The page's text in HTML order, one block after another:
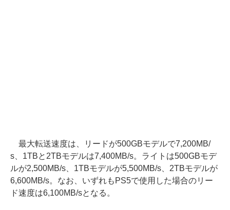
最大転送速度は、リードが500GBモデルで7,200MB/
s、1TBと2TBモデルは7,400MB/s。ライトは500GBモデ
ルが2,500MB/s、1TBモデルが5,500MB/s、2TBモデルが
6,600MB/s。なお、いずれもPS5で使用した場合のリー
ド速度は6,100MB/sとなる。